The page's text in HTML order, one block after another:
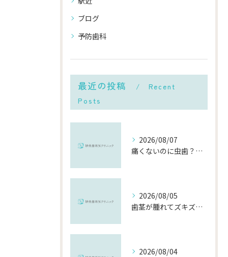
ブログ
予防歯科
最近の投稿
Recent
Posts
2026/08/07
痛くないのに虫歯？「痛みのない虫歯」が進行する理由と発見方法
2026/08/05
歯茎が腫れてズキズキ痛む時の応急処置と、早めに受診すべき理由
2026/08/04